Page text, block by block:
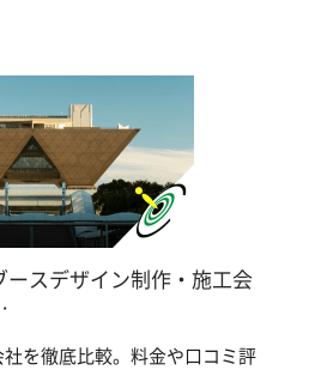
ースデザイン制作・施工会
を徹底比較。料金や口コミ評